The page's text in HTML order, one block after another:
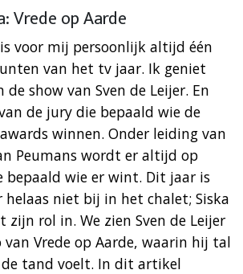
Vrede op Aarde
voor mij persoonlijk altijd één
van het tv jaar. Ik geniet
de show van Sven de Leijer. En
de jury die bepaald wie de
winnen. Onder leiding van
Peumans wordt er altijd op
bepaald wie er wint. Dit jaar is
helaas niet bij in het chalet; Siska
zijn rol in. We zien Sven de Leijer
Vrede op Aarde, waarin hij tal
tand voelt. In dit artikel